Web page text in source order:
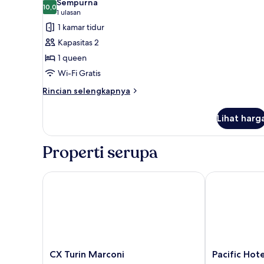
Tempat
Tidur
Twin
foto
untuk
Kamar
Double
Ekonomi
10,010,0 dari 10
Sempurna
1 ulasan
(1
ulasan)
1 kamar tidur
Kapasitas 2
1 queen
Wi-Fi Gratis
Rincian selengkapnya
Rincian
Kamar
Ekonomi
Lihat
Properti serupa
CX
CX Turin Marconi
CX Turin Marconi
Pacific
Pacific
Pacific Hotel